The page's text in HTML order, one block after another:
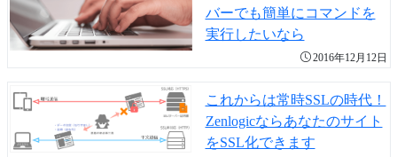
バーでも簡単にコマンドを
実行したいなら
2016年12月12日
これからは常時SSLの時代！
Zenlogicならあなたのサイト
をSSL化できます